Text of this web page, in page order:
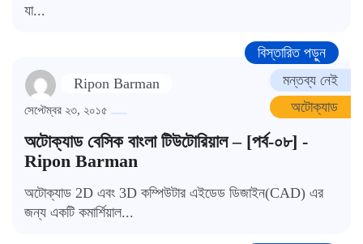
যা...
Ripon Barman
মন্তব্য নেই
অটোক্যাড
বিস্তারিত পড়ুন
সেপ্টেম্বর ২৩, ২০১৫
অটোক্যাড বেসিক বাংলা টিউটোরিয়াল – [পর্ব-০৮] -
Ripon Barman
অটোক্যাড 2D এবং 3D কম্পিউটার এইডেড ডিজাইন(CAD) এর
জন্য একটি কমার্শিয়াল...